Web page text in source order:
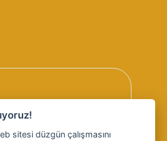
sitesi düzgün çalışmasını